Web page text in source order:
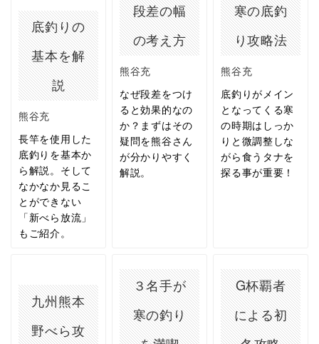
底釣りの
基本を解
説
熊谷充
長竿を使用した
底釣りを基本か
ら解説。そして
なかなか見るこ
とができない
「新べら放流」
もご紹介。
段差の幅
の考え方
熊谷充
なぜ段差をつけ
ると効果的なの
か？まずはその
疑問を熊谷さん
が分かりやすく
解説。
寒の底釣
り攻略法
熊谷充
底釣りがメイン
となってくる寒
の時期はしっか
りと微調整しな
がら食うタナを
探る事が重要！
九州熊本
野べら攻
３名手が
寒の釣り
G杯覇者
による初